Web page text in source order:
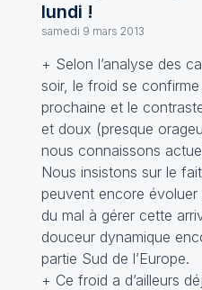
lundi !
samedi 9 mars 2013
+ Selon l’analyse des
soir, le froid se
prochaine et le
et doux (presque
nous connaissons
Nous insistons sur le
peuvent encore
du mal à gérer cette
douceur dynamique
partie Sud de l’Europe.
+ Ce froid a d’ailleurs